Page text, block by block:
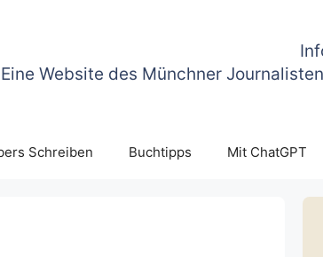
Eine Website des Münchner
Schreiben Buchtipps Mit ChatGPT